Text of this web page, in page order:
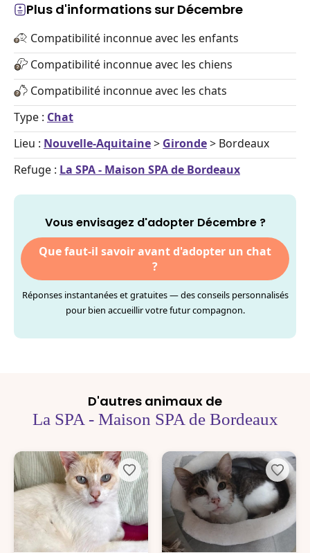
Plus d'informations sur Décembre
Compatibilité inconnue avec les enfants
Compatibilité inconnue avec les chiens
Compatibilité inconnue avec les chats
Type : Chat
Lieu : Nouvelle-Aquitaine> Gironde> Bordeaux
Refuge : La SPA - Maison SPA de Bordeaux
Vous envisagez d'adopter Décembre ?
Que faut-il savoir avant d'adopter un chat
?
Réponses instantanées et gratuites — des conseils personnalisés
pour bien accueillir votre futur compagnon.
D'autres animaux de
La SPA - Maison SPA de Bordeaux